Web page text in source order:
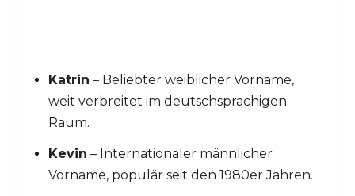
Katrin – Beliebter weiblicher Vorname,
weit verbreitet im deutschsprachigen
Raum.
Kevin – Internationaler männlicher
Vorname, populär seit den 1980er Jahren.